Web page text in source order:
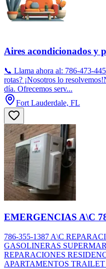
Aires acondicionados y
​📞 Llama ahora al: 786-473-
rotas? ¡Nosotros lo
día. Ofrecemos serv...
Fort Lauderdale, FL
EMERGENCIAS A\C
786-355-1387 A\C
GASOLINERAS
REPARACIONES
APARTAMENTOS